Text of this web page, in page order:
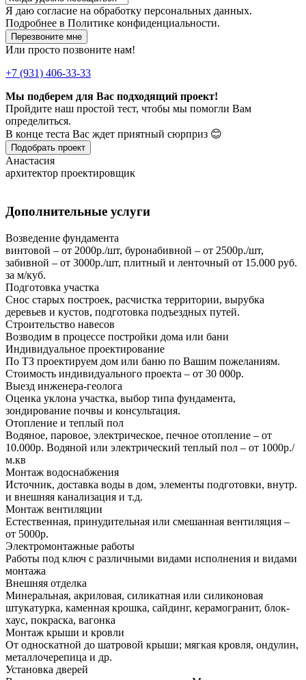
Я даю согласие на обработку персональных данных.
Подробнее в Политике конфиденциальности.
Перезвоните мне
Или просто позвоните нам!
+7 (931) 406-33-33
Мы подберем для Вас подходящий проект!
Пройдите наш простой тест, чтобы мы помогли Вам
определиться.
В конце теста Вас ждет приятный сюрприз 😊
Подобрать проект
Анастасия
архитектор проектировщик
Дополнительные услуги
Возведение фундамента
винтовой – от 2000р./шт, буронабивной – от 2500р./шт,
забивной – от 3000р./шт, плитный и ленточный от 15.000 руб.
за м/куб.
Подготовка участка
Снос старых построек, расчистка территории, вырубка
деревьев и кустов, подготовка подъездных путей.
Строительство навесов
Возводим в процессе постройки дома или бани
Индивидуальное проектирование
По ТЗ проектируем дом или баню по Вашим пожеланиям.
Стоимость индивидуального проекта – от 30 000р.
Выезд инженера-геолога
Оценка уклона участка, выбор типа фундамента,
зондирование почвы и консультация.
Отопление и теплый пол
Водяное, паровое, электрическое, печное отопление – от
10.000р. Водяной или электрический теплый пол – от 1000р./
м.кв
Монтаж водоснабжения
Источник, доставка воды в дом, элементы подготовки, внутр.
и внешняя канализация и т.д.
Монтаж вентиляции
Естественная, принудительная или смешанная вентиляция –
от 5000р.
Электромонтажные работы
Работы под ключ с различными видами исполнения и видами
монтажа
Внешняя отделка
Минеральная, акриловая, силикатная или силиконовая
штукатурка, каменная крошка, сайдинг, керамогранит, блок-
хаус, покраска, вагонка
Монтаж крыши и кровли
От односкатной до шатровой крыши; мягкая кровля, ондулин,
металлочерепица и др.
Установка дверей